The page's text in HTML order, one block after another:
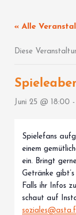
springen
« Alle
Diese
Juni 25 @ 18:00
Spielefans
einem
ein. Bringt
Getränke
Falls ihr Infos
schaut auf